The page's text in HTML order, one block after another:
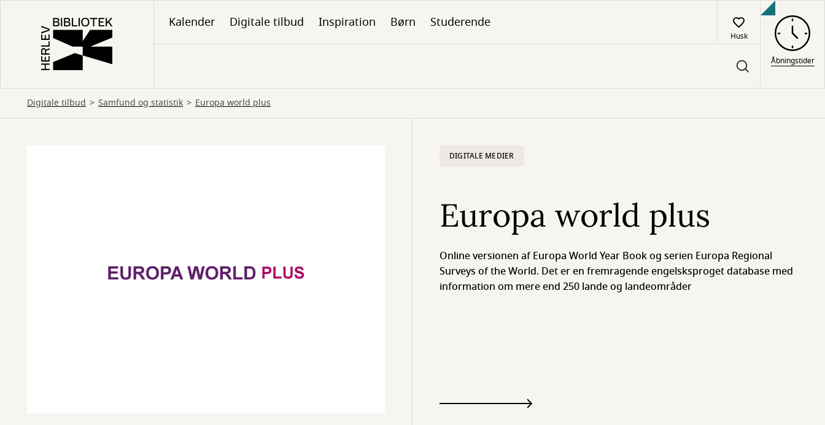
hovedindhold
Kalender Digitale tilbud Inspiration Børn Studerende
Husk
Åbningstider
Digitale tilbud Samfund og statistik Europa world plus
DIGITALE MEDIER
Europa world plus
Online versionen af Europa World Year Book og serien Europa Regional
Surveys of the World. Det er en fremragende engelsksproget database med
information om mere end 250 lande og landeområder